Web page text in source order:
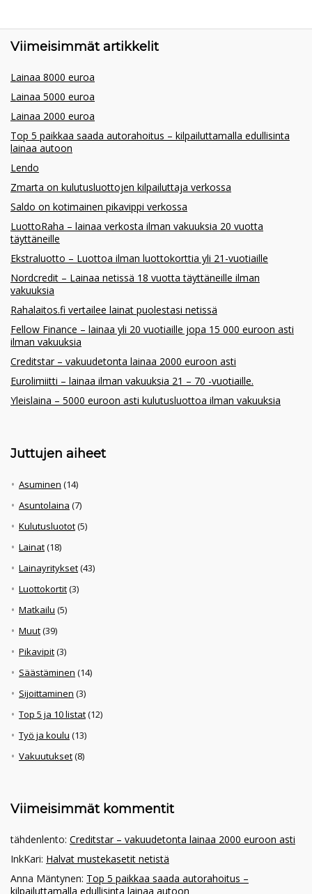
Viimeisimmät artikkelit
Lainaa 8000 euroa
Lainaa 5000 euroa
Lainaa 2000 euroa
Top 5 paikkaa saada autorahoitus – kilpailuttamalla edullisinta
lainaa autoon
Lendo
Zmarta on kulutusluottojen kilpailuttaja verkossa
Saldo on kotimainen pikavippi verkossa
LuottoRaha – lainaa verkosta ilman vakuuksia 20 vuotta
täyttäneille
Ekstraluotto – Luottoa ilman luottokorttia yli 21-vuotiaille
Nordcredit – Lainaa netissä 18 vuotta täyttäneille ilman
vakuuksia
Rahalaitos.fi vertailee lainat puolestasi netissä
Fellow Finance – lainaa yli 20 vuotiaille jopa 15 000 euroon asti
ilman vakuuksia
Creditstar – vakuudetonta lainaa 2000 euroon asti
Eurolimiitti – lainaa ilman vakuuksia 21 – 70 -vuotiaille.
Yleislaina – 5000 euroon asti kulutusluottoa ilman vakuuksia
Juttujen aiheet
Asuminen (14)
Asuntolaina (7)
Kulutusluotot(5)
Lainat(18)
Lainayritykset(43)
Luottokortit(3)
Matkailu (5)
Muut(39)
Pikavipit(3)
Säästäminen (14)
Sijoittaminen (3)
Top 5 ja 10 listat(12)
Työ ja koulu (13)
Vakuutukset(8)
Viimeisimmät kommentit
tähdenlento: Creditstar – vakuudetonta lainaa 2000 euroon asti
InkKari: Halvat mustekasetit netistä
Anna Mäntynen: Top 5 paikkaa saada autorahoitus –
kilpailuttamalla edullisinta lainaa autoon